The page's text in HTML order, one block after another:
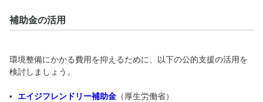
補助金の活用
環境整備にかかる費用を抑えるために、以下の公的支援の活用を
検討しましょう。
エイジフレンドリー補助金 （厚生労働省）